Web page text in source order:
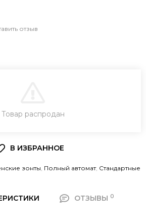
отзыв
Товар распродан
зонты, Полный автомат, Стандартные
ОТЗЫВЫ 0